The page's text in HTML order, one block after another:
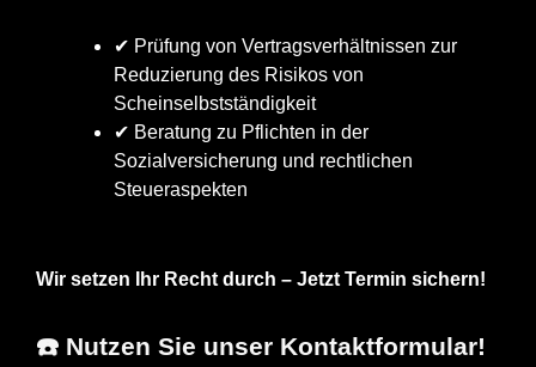
✔ Prüfung von Vertragsverhältnissen zur
Reduzierung des Risikos von
Scheinselbstständigkeit
✔ Beratung zu Pflichten in der
Sozialversicherung und rechtlichen
Steueraspekten
Wir setzen Ihr Recht durch – Jetzt Termin sichern!
☎️ Nutzen Sie unser Kontaktformular!